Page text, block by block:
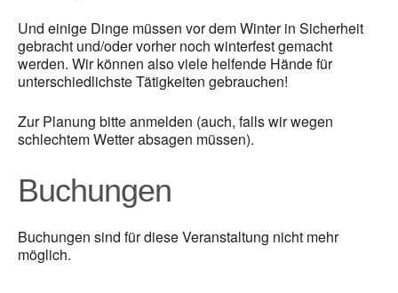
Und einige Dinge müssen vor dem Winter in Sicherheit
gebracht und/oder vorher noch winterfest gemacht
werden. Wir können also viele helfende Hände für
unterschiedlichste Tätigkeiten gebrauchen!
Zur Planung bitte anmelden (auch, falls wir wegen
schlechtem Wetter absagen müssen).
Buchungen
Buchungen sind für diese Veranstaltung nicht mehr
möglich.